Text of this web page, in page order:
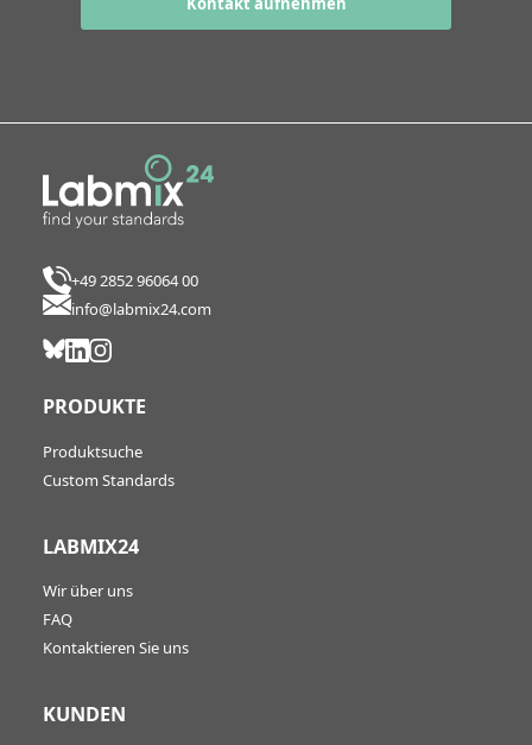
+49 2852 96064 00
info@labmix24.com
PRODUKTE
Produktsuche
Custom Standards
LABMIX24
Wir über uns
FAQ
Kontaktieren Sie uns
KUNDEN